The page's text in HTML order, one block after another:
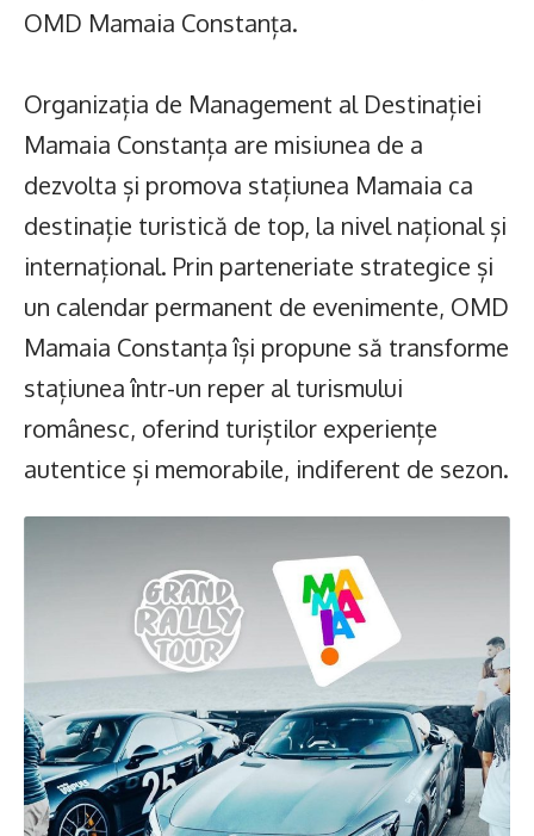
OMD Mamaia Constanța.
Organizația de Management al Destinației
Mamaia Constanța are misiunea de a
dezvolta și promova stațiunea Mamaia ca
destinație turistică de top, la nivel național și
internațional. Prin parteneriate strategice și
un calendar permanent de evenimente, OMD
Mamaia Constanța își propune să transforme
stațiunea într-un reper al turismului
românesc, oferind turiștilor experiențe
autentice și memorabile, indiferent de sezon.